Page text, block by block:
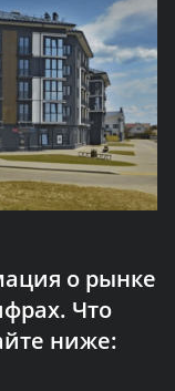
о рынке
Что
ниже: